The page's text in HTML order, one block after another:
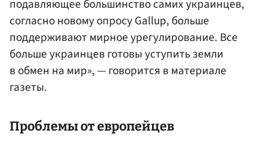
подавляющее большинство самих украинцев,
согласно новому опросу Gallup, больше
поддерживают мирное урегулирование. Все
больше украинцев готовы уступить земли
в обмен на мир», — говорится в материале
газеты.
Проблемы от европейцев